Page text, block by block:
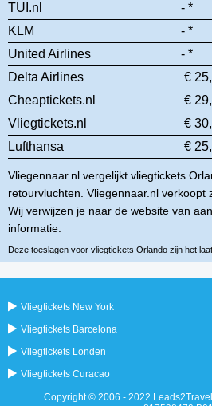
TUI.nl
- *
KLM
- *
United Airlines
- *
Delta Airlines
€
Cheaptickets.nl
€
Vliegtickets.nl
€
Lufthansa
€
Vliegennaar.nl vergelijkt vliegtickets
retourvluchten. Vliegennaar.nl verkoopt
Wij verwijzen je naar de website van
informatie.
Deze toeslagen voor vliegtickets Orlando zijn het
Vliegtickets New York
Vliegtickets Barcelona
Vliegtickets Londen
Vliegtickets Curacao
Copyright © 2006 - 2022 Leads2Travel